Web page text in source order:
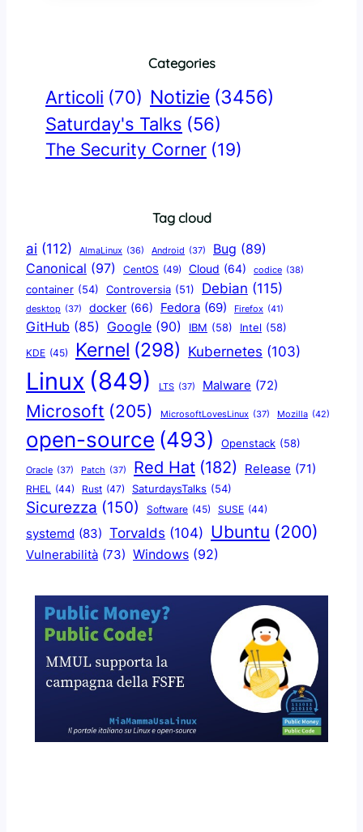
Categories
Articoli (70) Notizie (3456)
Saturday's Talks (56)
The Security Corner (19)
Tag cloud
ai (112) AlmaLinux (36) Android (37) Bug (89)
Canonical (97) CentOS (49) Cloud (64) codice (38)
container (54) Controversia (51) Debian (115)
desktop (37) docker (66) Fedora (69) Firefox (41)
GitHub (85) Google (90) IBM (58) Intel (58)
KDE (45) Kernel (298) Kubernetes (103)
Linux (849) LTS (37) Malware (72)
Microsoft (205) MicrosoftLovesLinux (37) Mozilla (42)
open-source (493) Openstack (58)
Oracle (37) Patch (37) Red Hat (182) Release (71)
RHEL (44) Rust (47) SaturdaysTalks (54)
Sicurezza (150) Software (45) SUSE (44)
systemd (83) Torvalds (104) Ubuntu (200)
Vulnerabilità (73) Windows (92)